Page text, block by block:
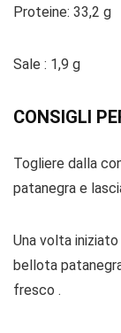
Proteine: 33,2 g
Sale : 1,9 g
CONSIGLI
Togliere dalla
patanegra e
Una volta
bellota
fresco .